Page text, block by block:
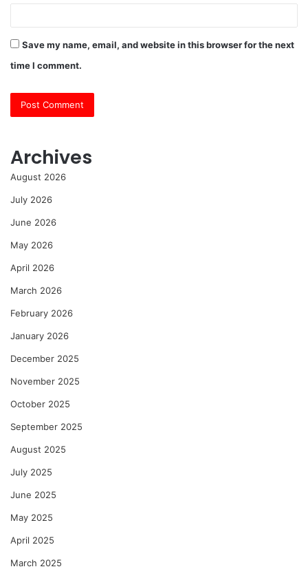
Save my name, email, and website in this browser for the next
time I comment.
Archives
August 2026
July 2026
June 2026
May 2026
April 2026
March 2026
February 2026
January 2026
December 2025
November 2025
October 2025
September 2025
August 2025
July 2025
June 2025
May 2025
April 2025
March 2025